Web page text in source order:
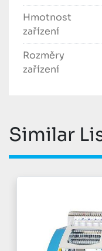
Hmotnost
zařízení
Rozměry
zařízení
Similar